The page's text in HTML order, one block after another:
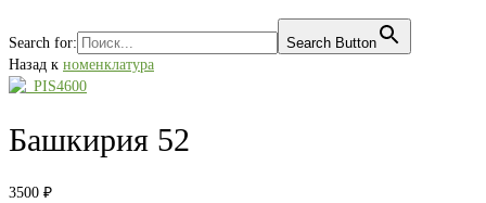
Search for:
Search Button
Назад к номенклатура
Башкирия 52
3500 ₽